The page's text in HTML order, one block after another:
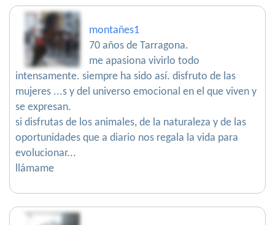
montañes1
70 años de Tarragona.
me apasiona vivirlo todo
intensamente. siempre ha sido así. disfruto de las
mujeres ...s y del universo emocional en el que viven y
se expresan.
si disfrutas de los animales, de la naturaleza y de las
oportunidades que a diario nos regala la vida para
evolucionar...
llámame